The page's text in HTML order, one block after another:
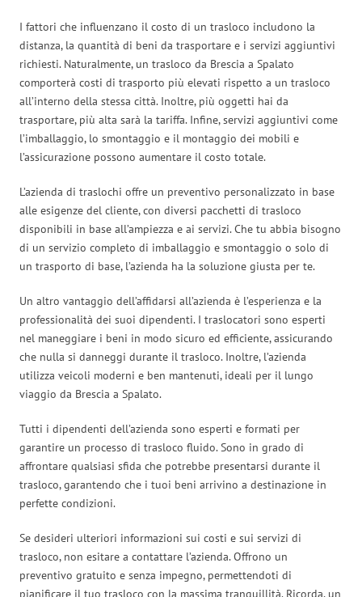
I fattori che influenzano il costo di un trasloco includono la
distanza, la quantità di beni da trasportare e i servizi aggiuntivi
richiesti. Naturalmente, un trasloco da Brescia a Spalato
comporterà costi di trasporto più elevati rispetto a un trasloco
all’interno della stessa città. Inoltre, più oggetti hai da
trasportare, più alta sarà la tariffa. Infine, servizi aggiuntivi come
l’imballaggio, lo smontaggio e il montaggio dei mobili e
l’assicurazione possono aumentare il costo totale.
L’azienda di traslochi offre un preventivo personalizzato in base
alle esigenze del cliente, con diversi pacchetti di trasloco
disponibili in base all’ampiezza e ai servizi. Che tu abbia bisogno
di un servizio completo di imballaggio e smontaggio o solo di
un trasporto di base, l’azienda ha la soluzione giusta per te.
Un altro vantaggio dell’affidarsi all’azienda è l’esperienza e la
professionalità dei suoi dipendenti. I traslocatori sono esperti
nel maneggiare i beni in modo sicuro ed efficiente, assicurando
che nulla si danneggi durante il trasloco. Inoltre, l’azienda
utilizza veicoli moderni e ben mantenuti, ideali per il lungo
viaggio da Brescia a Spalato.
Tutti i dipendenti dell’azienda sono esperti e formati per
garantire un processo di trasloco fluido. Sono in grado di
affrontare qualsiasi sfida che potrebbe presentarsi durante il
trasloco, garantendo che i tuoi beni arrivino a destinazione in
perfette condizioni.
Se desideri ulteriori informazioni sui costi e sui servizi di
trasloco, non esitare a contattare l’azienda. Offrono un
preventivo gratuito e senza impegno, permettendoti di
pianificare il tuo trasloco con la massima tranquillità. Ricorda, un